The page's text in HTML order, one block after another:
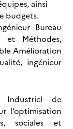
ainsi
budgets.
Bureau
et Méthodes,
Amélioration
ingénieur
Industriel de
l’optimisation
sociales et